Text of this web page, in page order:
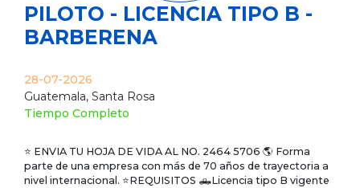
PILOTO - LICENCIA TIPO B -
BARBERENA
28-07-2026
Guatemala, Santa Rosa
Tiempo Completo
⭐ ENVIA TU HOJA DE VIDA AL NO. 2464 5706 🌎 Forma
parte de una empresa con más de 70 años de trayectoria a
nivel internacional. ⭐REQUISITOS 🛻Licencia tipo B vigente